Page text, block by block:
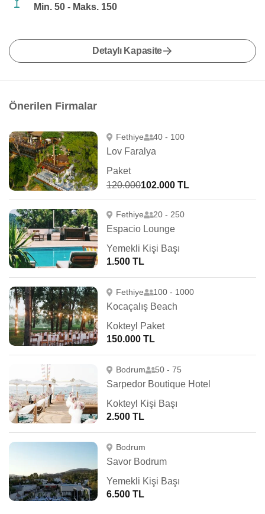
Min. 50 - Maks. 150
Detaylı Kapasite
Önerilen Firmalar
Fethiye 40 - 100
Lov Faralya
Paket
120.000102.000 TL
Fethiye 20 - 250
Espacio Lounge
Yemekli Kişi Başı
1.500 TL
Fethiye 100 - 1000
Kocaçalış Beach
Kokteyl Paket
150.000 TL
Bodrum 50 - 75
Sarpedor Boutique Hotel
Kokteyl Kişi Başı
2.500 TL
Bodrum
Savor Bodrum
Yemekli Kişi Başı
6.500 TL